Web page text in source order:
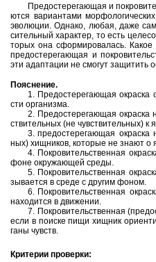
Предо­сте­ре­га­ю­щая и
ют­ся ва­ри­ан­та­ми
эво­лю­ции. Од­на­ко, любая, даже
си­тель­ный ха­рак­тер, то есть
то­рых она сфор­ми­ро­ва­лась.
предо­сте­ре­га­ю­щая и
эти адап­та­ции не смо­гут за­щи­тить
По­яс­не­ние.
1. Предо­сте­ре­га­ю­щая окрас­ка
сти ор­га­низ­ма.
2. Предо­сте­ре­га­ю­щая
стви­тель­ных (не чув­стви­тель­ных) к
3. предо­сте­ре­га­ю­щая
ных) хищ­ни­ков, ко­то­рые не знают о
4. По­кро­ви­тель­ствен­ная
фоне окру­жа­ю­щей среды.
5. По­кро­ви­тель­ствен­ная
зы­ва­ет­ся в среде с дру­гим фоном.
6. По­кро­ви­тель­ствен­ная
на­хо­дит­ся в дви­же­нии.
7. По­кро­ви­тель­ствен­ная
если в по­ис­ке пищи хищ­ник
га­ны чувств.
Критерии проверки: